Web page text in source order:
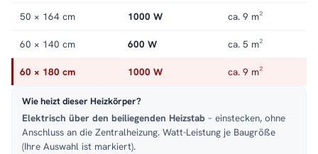
50 × 164 cm 1000 W ca. 9 m²
60 × 140 cm 600 W ca. 5 m²
60 × 180 cm 1000 W ca. 9 m²
Wie heizt dieser Heizkörper?
Elektrisch über den beiliegenden Heizstab – einstecken, ohne
Anschluss an die Zentralheizung. Watt-Leistung je Baugröße
(Ihre Auswahl ist markiert).